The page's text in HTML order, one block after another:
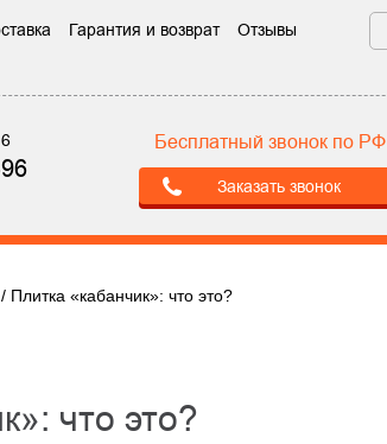
Гарантия и возврат
Отзывы
Бесплатный звонок по РФ
Заказать звонок
/ Плитка «кабанчик»: что это?
что это?